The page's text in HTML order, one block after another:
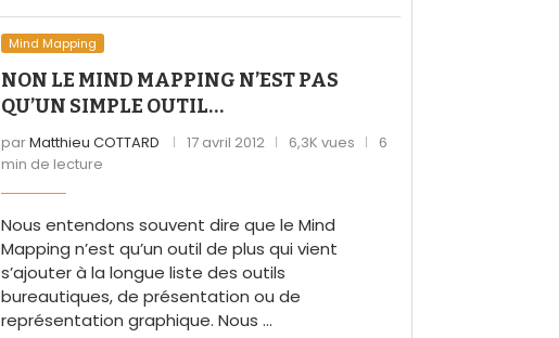
Mind Mapping
NON LE MIND MAPPING N’EST PAS
QU’UN SIMPLE OUTIL…
parMatthieu COTTARD 17 avril 2012 6,3K vues
6
min de lecture
Nous entendons souvent dire que le Mind
Mapping n’est qu’un outil de plus qui vient
s’ajouter à la longue liste des outils
bureautiques, de présentation ou de
représentation graphique. Nous …